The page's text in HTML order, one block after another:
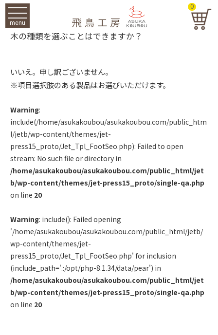
menu
0
木の種類を選ぶことはできますか？
いいえ。申し訳ございません。
※項目選択肢のある製品はお選びいただけます。
Warning:
include(/home/asukakoubou/asukakoubou.com/public_htm
l/jetb/wp-content/themes/jet-
press15_proto/Jet_Tpl_FootSeo.php): Failed to open
stream: No such file or directory in
/home/asukakoubou/asukakoubou.com/public_html/jet
b/wp-content/themes/jet-press15_proto/single-qa.php
on line 20
Warning: include(): Failed opening
'/home/asukakoubou/asukakoubou.com/public_html/jetb/
wp-content/themes/jet-
press15_proto/Jet_Tpl_FootSeo.php' for inclusion
(include_path='.:/opt/php-8.1.34/data/pear') in
/home/asukakoubou/asukakoubou.com/public_html/jet
b/wp-content/themes/jet-press15_proto/single-qa.php
on line 20